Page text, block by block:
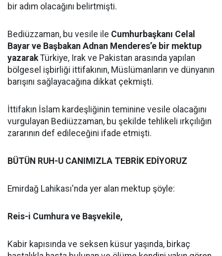
bir adım olacağını belirtmişti.
Bediüzzaman, bu vesile ile Cumhurbaşkanı Celal
Bayar ve Başbakan Adnan Menderes’e bir mektup
yazarakTürkiye, Irak ve Pakistan arasında yapılan
bölgesel işbirliği ittifakının, Müslümanların ve dünyanın
barışını sağlayacağına dikkat çekmişti.
İttifakın İslam kardeşliğinin teminine vesile olacağını
vurgulayan Bediüzzaman, bu şekilde tehlikeli ırkçılığın
zararının def edileceğini ifade etmişti.
BÜTÜN RUH-U CANIMIZLA TEBRİK EDİYORUZ
Emirdağ Lahikası'nda yer alan mektup şöyle:
Reis-i Cumhura ve Başvekile,
Kabir kapısında ve seksen küsur yaşında, birkaç